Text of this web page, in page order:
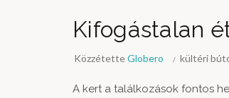
Kifogástalan
KözzétetteGlobero kültéri
A kert a találkozások fontos